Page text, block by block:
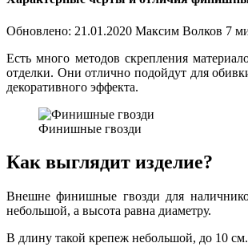
Обновлено: 21.01.2020 Максим Волков 7
Есть много методов скрепления
отделки. Они отлично подойдут для
декоративного эффекта.
Финишные гвозди
Как выглядит изделие?
Внешне финишные гвозди для
небольшой, а высота равна диаметру.
В длину такой крепеж небольшой, до 10